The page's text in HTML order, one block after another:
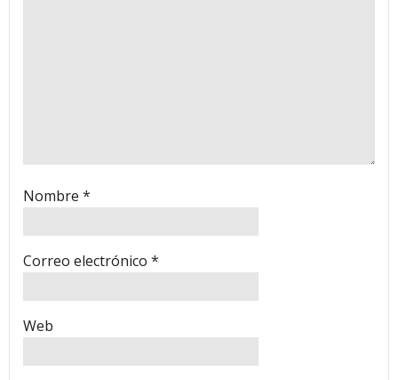
Nombre *
Correo electrónico *
Web